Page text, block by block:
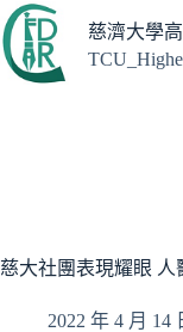
跳
至
主
慈濟大學
慈大社團表現耀眼
2022 年 4 月 14